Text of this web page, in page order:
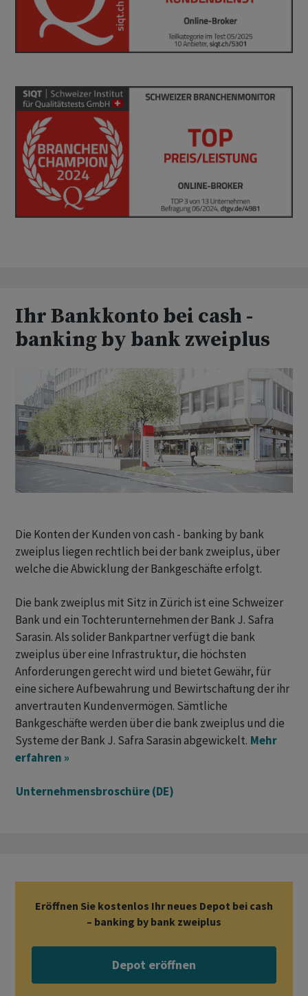
Ihr Bankkonto bei cash -
banking by bank zweiplus
​Die Konten der Kunden von cash - banking by bank
zweiplus liegen rechtlich bei der bank zweiplus, über
welche die Abwicklung der Bankgeschäfte erfolgt.
Die bank zweiplus mit Sitz in Zürich ist eine Schweizer
Bank und ein Tochterunternehmen der Bank J. Safra
Sarasin. Als solider Bankpartner verfügt die bank
zweiplus über eine Infrastruktur, die höchsten
Anforderungen gerecht wird und bietet Gewähr, für
eine sichere Aufbewahrung und Bewirtschaftung der ihr
anvertrauten Kundenvermögen. Sämtliche
Bankgeschäfte werden über die bank zweiplus und die
Systeme der Bank J. Safra Sarasin abgewickelt. Mehr
erfahren »
Unternehmensbroschüre (DE) ​
Eröffnen Sie kostenlos Ihr neues Depot bei cash
– banking by bank zweiplus
Depot eröffnen